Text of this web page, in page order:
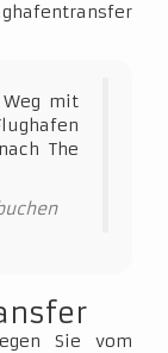
mit
The
Sie vom